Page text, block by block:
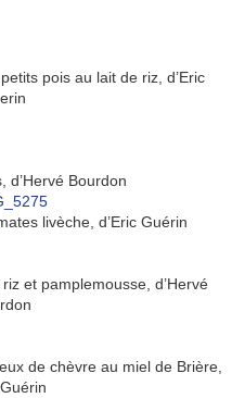
pois au lait de riz, d’Eric
d’Hervé Bourdon
livèche, d’Eric Guérin
et pamplemousse, d’Hervé
de chèvre au miel de Brière,